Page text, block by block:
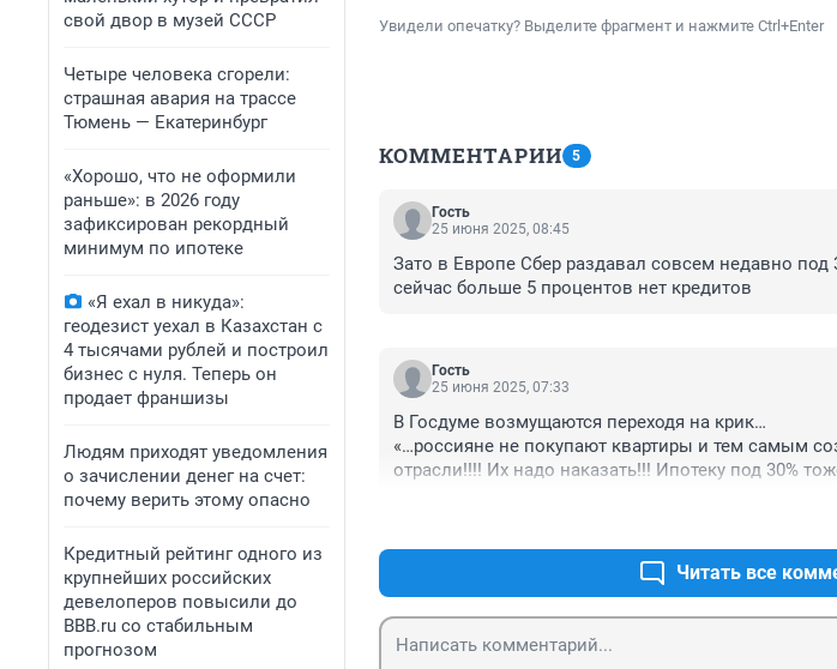
свой двор в музей СССР
Четыре человека сгорели:
страшная авария на трассе
Тюмень — Екатеринбург
«Хорошо, что не оформили
раньше»: в 2026 году
зафиксирован рекордный
минимум по ипотеке
«Я ехал в никуда»:
геодезист уехал в Казахстан с
4 тысячами рублей и построил
бизнес с нуля. Теперь он
продает франшизы
Людям приходят уведомления
о зачислении денег на счет:
почему верить этому опасно
Кредитный рейтинг одного из
крупнейших российских
девелоперов повысили до
BBB.ru со стабильным
прогнозом
Увидели опечатку? Выделите фрагмент и нажмите Ctrl+Enter
КОММЕНТАРИИ 5
Гость
25 июня 2025, 08:45
Зато в Европе Сбер раздавал совсем недавно под
сейчас больше 5 процентов нет кредитов
Гость
25 июня 2025, 07:33
В Госдуме возмущаются переходя на крик…
«…россияне не покупают квартиры и тем самым
отрасли!!!! Их надо наказать!!! Ипотеку под 30%
Читать все